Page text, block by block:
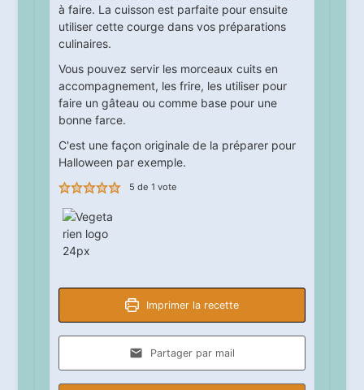
à faire. La cuisson est parfaite pour ensuite
utiliser cette courge dans vos préparations
culinaires.
Vous pouvez servir les morceaux cuits en
accompagnement, les frire, les utiliser pour
faire un gâteau ou comme base pour une
bonne farce.
C'est une façon originale de la préparer pour
Halloween par exemple.
5 de 1 vote
Imprimer la recette
Partager par mail